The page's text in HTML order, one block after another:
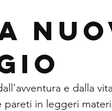
e dalla
in leggeri